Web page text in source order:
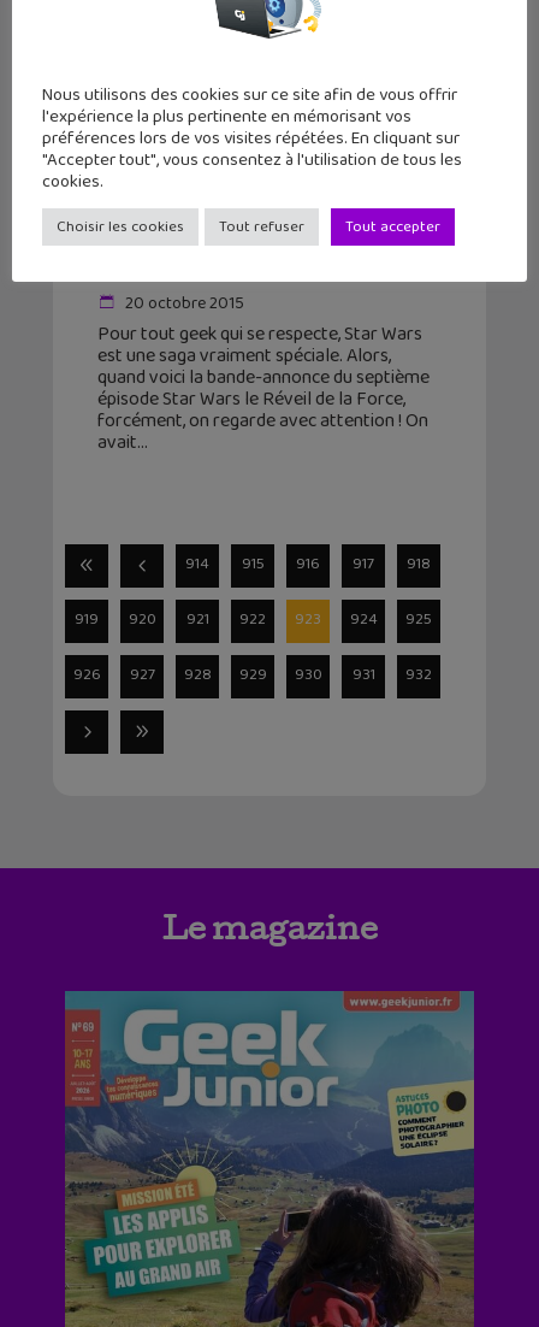
Star Wars le Réveil de la Force : la
20 octobre 2015
Pour tout geek qui se respecte, Star Wars
est une saga vraiment spéciale. Alors,
quand voici la bande-annonce du septième
épisode Star Wars le Réveil de la Force,
forcément, on regarde avec attention ! On
avait
914 915 916 917 918
919 920 921 922 923 924 925
926 927 928 929 930 931 932
Le magazine
Nous utilisons des cookies sur ce site afin de vous offrir
l'expérience la plus pertinente en mémorisant vos
préférences lors de vos visites répétées. En cliquant sur
"Accepter tout", vous consentez à l'utilisation de tous les
cookies.
Choisir les cookies Tout refuser Tout accepter